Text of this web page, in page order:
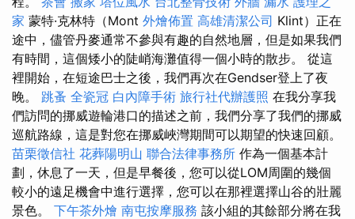
家 蒙特·克林特（Mont 外燴佈置 高雄清潔公司 Klint）正在
途中，儘管丹麥通常不參與有趣的自然地層，但是如果我們
有時間，這個矮小的陡峭海灘值得一個小時的散步。 從這
裡開始，在短途巴士之後，我們再次在Gendser登上了夜
晚。 跳蚤 全瓷冠 白內障手術 旅行社代辦護照 在我分享我
們訪問的挪威遊輪港口的描述之前，我們分享了我們的挪威
巡航路線，這是對您在挪威峽灣期間可以期望的快速回顧。
苗栗徵信社 花葬陽明山 聯合法律事務所 作為一個基本計
劃，休息了一天，但是早餐後，您可以從LOM周圍的幾個
較小的遠足機會中進行選擇，您可以在那裡選擇山谷的壯麗
景色。 下午茶外燴 南屯按摩服務 該小組的其餘部分將在我